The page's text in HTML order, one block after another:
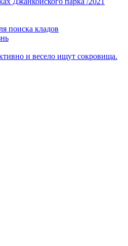
поиска кладов
и весело ищут сокровища.